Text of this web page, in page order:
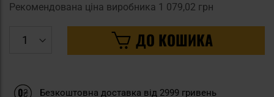
Рекомендована ціна виробника 1 079,02 грн
ДО КОШИКА
Безкоштовна доставка від 2999 гривень